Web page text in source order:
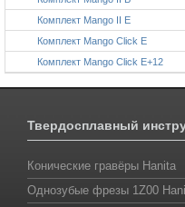
Комплект Mango II E
Комплект Mango Click E
Комплект Mango Click E+12
Твердосплавный
Конические гравёры Hanita
Однозубые фрезы 1Z00